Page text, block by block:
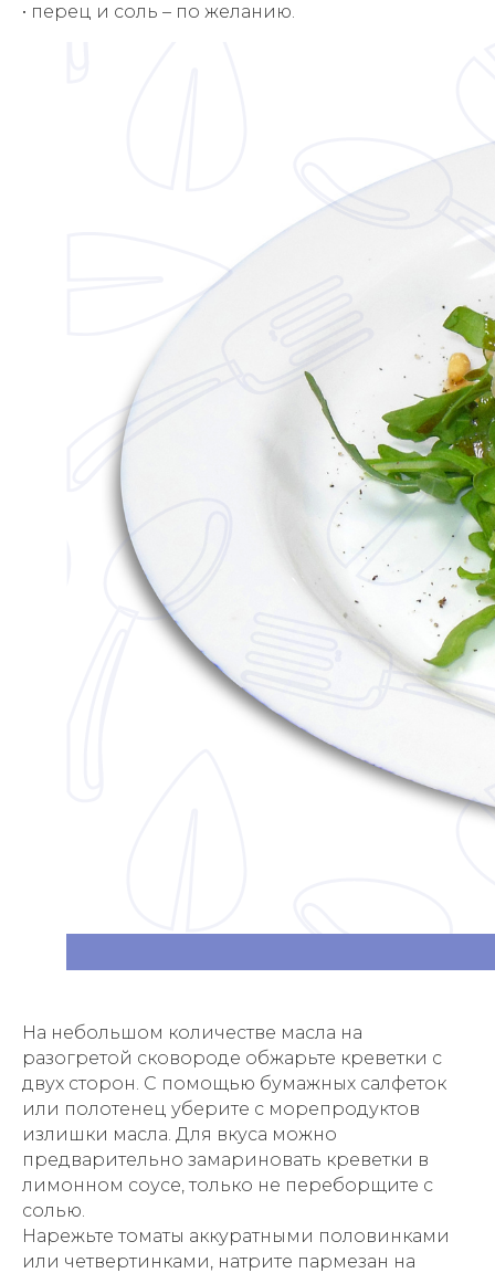
• перец и соль – по желанию.
На небольшом количестве масла на
разогретой сковороде обжарьте креветки с
двух сторон. С помощью бумажных салфеток
или полотенец уберите с морепродуктов
излишки масла. Для вкуса можно
предварительно замариновать креветки в
лимонном соусе, только не переборщите с
солью.
Нарежьте томаты аккуратными половинками
или четвертинками, натрите пармезан на